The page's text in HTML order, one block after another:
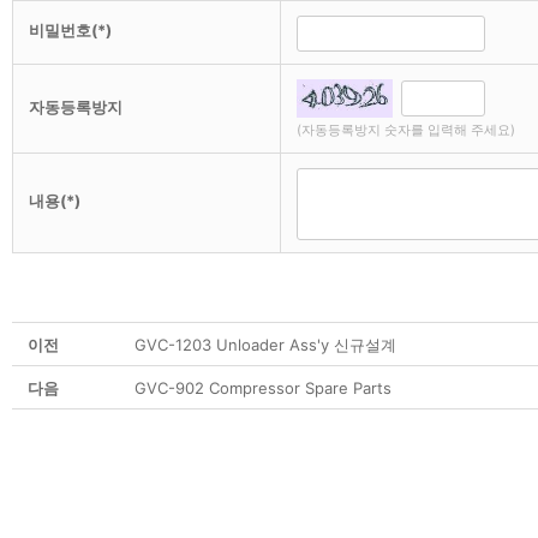
비밀번호(*)
자동등록방지
(자동등록방지 숫자를 입력해 주세요)
내용(*)
이전 GVC-1203 Unloader Ass'y 신규설계
다음 GVC-902 Compressor Spare Parts